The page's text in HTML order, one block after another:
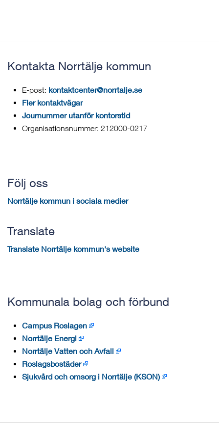
Kontakta Norrtälje kommun
E-post: kontaktcenter@norrtalje.se
Fler kontaktvägar
Journummer utanför kontorstid
Organisationsnummer: 212000-0217
Följ oss
Norrtälje kommun i sociala medier
Translate
Translate Norrtälje kommun's website
Kommunala bolag och förbund
Campus Roslagen
Norrtälje Energi
Norrtälje Vatten och Avfall
Roslagsbostäder
Sjukvård och omsorg i Norrtälje (KSON)